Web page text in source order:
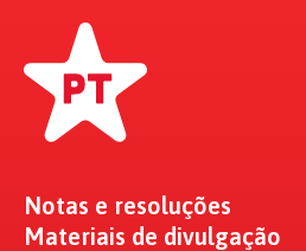
Notas e resoluções
Materiais de divulgação